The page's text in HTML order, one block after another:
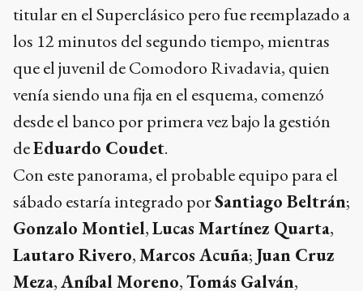
titular en el Superclásico pero fue reemplazado a
los 12 minutos del segundo tiempo, mientras
que el juvenil de Comodoro Rivadavia, quien
venía siendo una fija en el esquema, comenzó
desde el banco por primera vez bajo la gestión
deEduardo Coudet.
Con este panorama, el probable equipo para el
sábado estaría integrado porSantiago Beltrán;
Gonzalo Montiel,Lucas Martínez Quarta,
Lautaro Rivero,Marcos Acuña; Juan Cruz
Meza,Aníbal Moreno,Tomás Galván,